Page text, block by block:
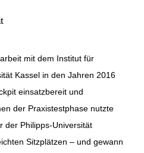
mit dem Institut für
Kassel in den Jahren 2016
einsatzbereit und
der Praxistestphase nutzte
der Philipps-Universität
Sitzplätzen – und gewann